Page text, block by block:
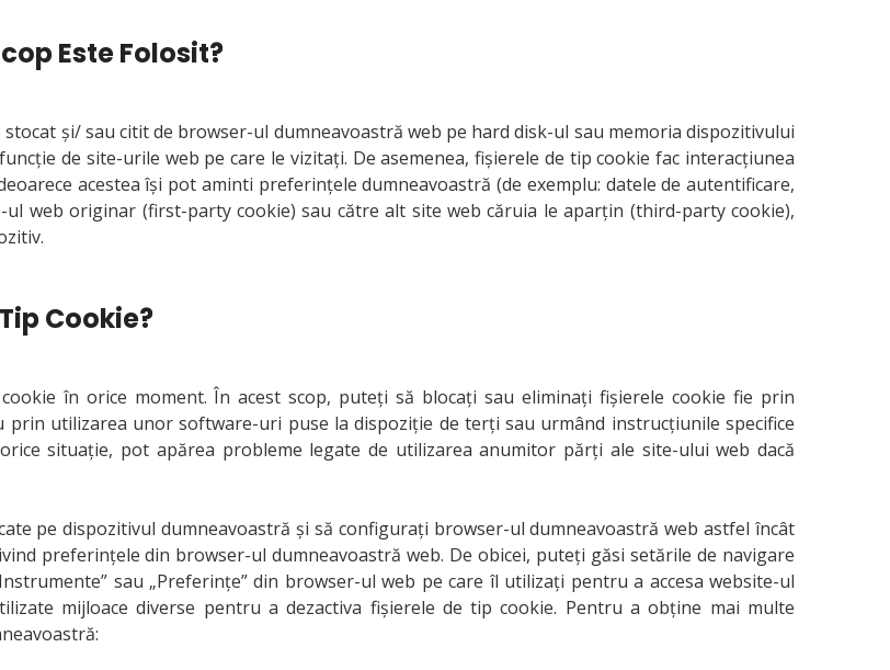
Este Folosit?
și/ sau citit de browser-ul dumneavoastră web pe hard disk-ul sau memoria dispozitivului
de site-urile web pe care le vizitați. De asemenea, fișierele de tip cookie fac interacțiunea
acestea își pot aminti preferințele dumneavoastră (de exemplu: datele de autentificare,
web originar (first-party cookie) sau către alt site web căruia le aparțin (third-party cookie),
Cookie?
în orice moment. În acest scop, puteţi să blocaţi sau eliminaţi fişierele cookie fie prin
utilizarea unor software-uri puse la dispoziţie de terți sau urmând instrucţiunile specifice
situaţie, pot apărea probleme legate de utilizarea anumitor părți ale site-ului web dacă
pe dispozitivul dumneavoastră și să configurați browser-ul dumneavoastră web astfel încât
preferințele din browser-ul dumneavoastră web. De obicei, puteți găsi setările de navigare
sau „Preferințe” din browser-ul web pe care îl utilizați pentru a accesa website-ul
mijloace diverse pentru a dezactiva fișierele de tip cookie. Pentru a obține mai multe